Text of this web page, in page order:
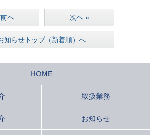
へ
知らせトップ（新着順）へ
次へ »
HOME
取扱業務
お知らせ